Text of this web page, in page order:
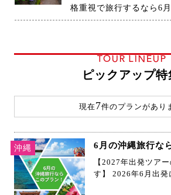
格重視で旅行するなら6
TOUR LINEUP
ピックアップ特
現在7件のプランがあり
沖縄 6月の沖縄旅行な
【2027年出発ツア
す】 2026年6月出発